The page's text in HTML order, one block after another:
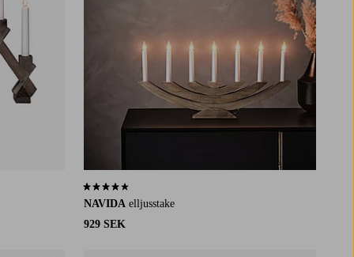
NAVIDA elljusstake
929 SEK
4,2 baserat på 11 st betyg